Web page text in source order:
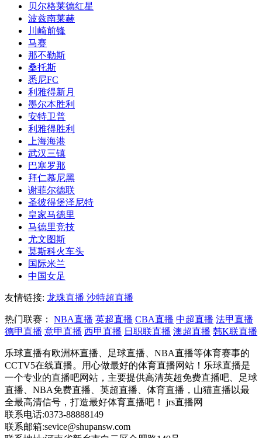
贝尔格莱德红星
波兹南莱赫
川崎前锋
马赛
那不勒斯
桑托斯
悉尼FC
利雅得新月
墨尔本胜利
安特卫普
利雅得胜利
上海海港
武汉三镇
巴塞罗那
拜仁慕尼黑
谢菲尔德联
圣彼得堡泽尼特
皇家马德里
马德里竞技
尤文图斯
莫斯科火车头
国际米兰
中国女足
友情链接: 龙珠直播 沙特超直播
热门联赛： NBA直播 英超直播 CBA直播 中超直播 法甲直播
德甲直播 意甲直播 西甲直播 日职联直播 澳超直播 韩K联直播
乐球直播有欧洲杯直播、足球直播、NBA直播等体育赛事的
CCTV5在线直播。用心做最好的体育直播网站！乐球直播是
一个专业的直播吧网站，主要提供高清英超免费直播吧、足球
直播、NBA免费直播、英超直播、体育直播，山猫直播以最
全最高清信号，打造最好体育直播吧！ jrs直播网
联系电话:0373-88888149
联系邮箱:sevice@shupansw.com